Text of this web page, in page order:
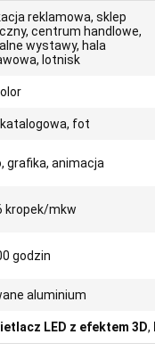
reklamowa, sklep
centrum handlowe,
wystawy, hala
lotnisk
fot
grafika, animacja
kropek/mkw
godzin
aluminium
LED z efektem 3D,